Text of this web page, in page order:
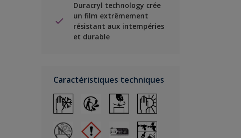
Duracryl technology crée
un film extrêmement
résistant aux intempéries
et durable
Caractéristiques techniques